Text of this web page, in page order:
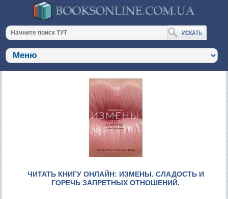
ЧИТАТЬ КНИГУ ОНЛАЙН: ИЗМЕНЫ. СЛАДОСТЬ И
ГОРЕЧЬ ЗАПРЕТНЫХ ОТНОШЕНИЙ.